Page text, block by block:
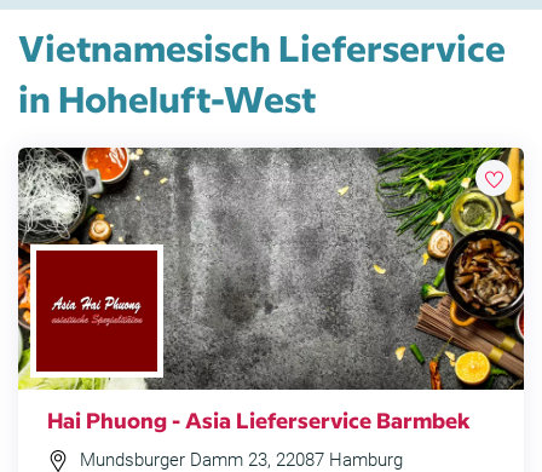
Vietnamesisch Lieferservice
in Hoheluft-West
Hai Phuong - Asia Lieferservice Barmbek
Mundsburger Damm 23, 22087 Hamburg